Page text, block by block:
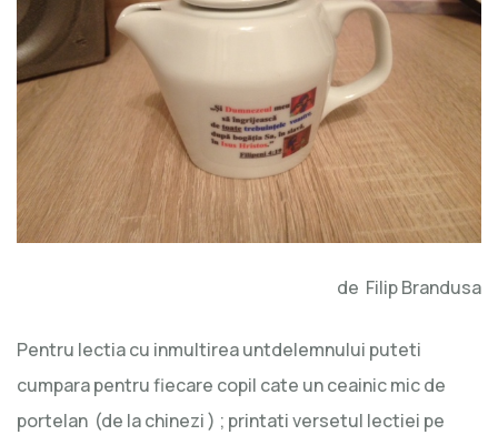
de Filip Brandusa
Pentru lectia cu inmultirea untdelemnului puteti
cumpara pentru fiecare copil cate un ceainic mic de
portelan (de la chinezi ) ; printati versetul lectiei pe